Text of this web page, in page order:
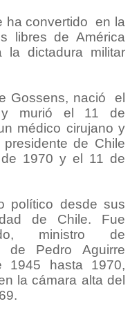
ha convertido en la
libres de América
dictadura militar
Gossens, nació el
murió el 11 de
médico cirujano y
de Chile
1970 y el 11 de
político desde sus
de Chile. Fue
ministro de
de Pedro Aguirre
1945 hasta 1970,
la cámara alta del